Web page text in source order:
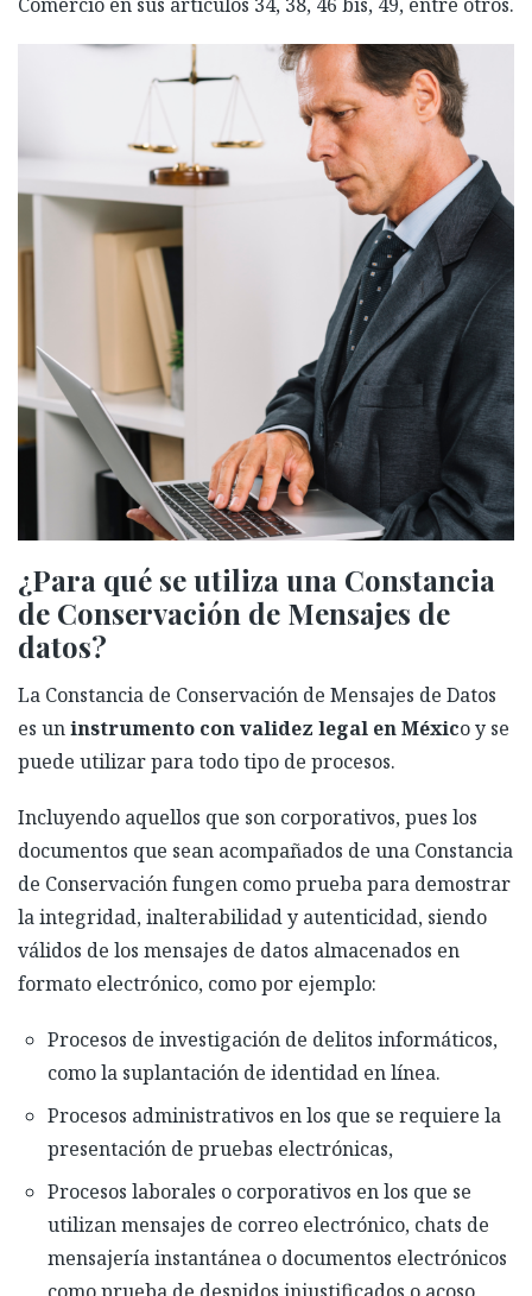
¿Para qué se utiliza una Constancia
de Conservación de Mensajes de
datos?
La Constancia de Conservación de Mensajes de Datos
es uninstrumento con validez legal en México y se
puede utilizar para todo tipo de procesos.
Incluyendo aquellos que son corporativos, pues los
documentos que sean acompañados de una Constancia
de Conservación fungen como prueba para demostrar
la integridad, inalterabilidad y autenticidad, siendo
válidos de los mensajes de datos almacenados en
formato electrónico, como por ejemplo:
Procesos de investigación de delitos informáticos,
como la suplantación de identidad en línea.
Procesos administrativos en los que se requiere la
presentación de pruebas electrónicas,
Procesos laborales o corporativos en los que se
utilizan mensajes de correo electrónico, chats de
mensajería instantánea o documentos electrónicos